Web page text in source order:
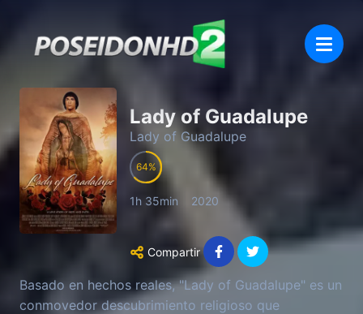
Lady of Guadalupe
Lady of Guadalupe
64
1h 35min 2020
Compartir
Basado en hechos reales, "Lady of Guadalupe" es un
conmovedor descubrimiento religioso que